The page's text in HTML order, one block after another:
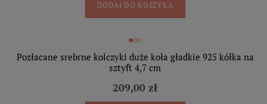
DODAJ DO KOSZYKA
Pozłacane srebrne kolczyki duże koła gładkie 925 kółka na
sztyft 4,7 cm
209,00 zł